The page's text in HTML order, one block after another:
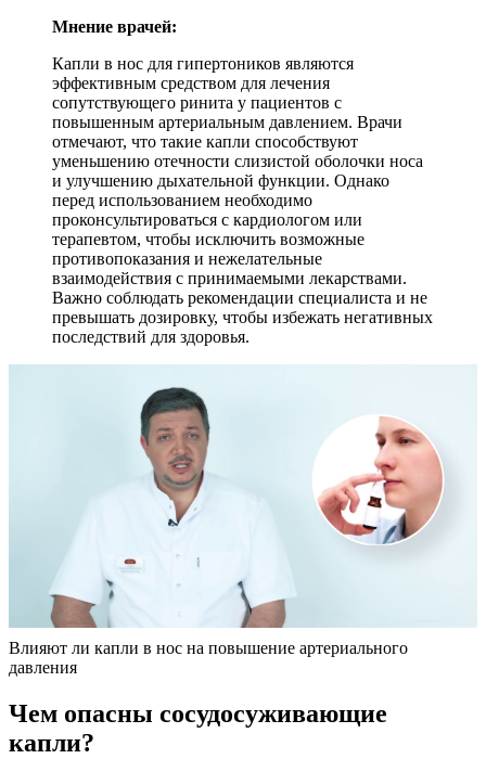
Мнение врачей:
Капли в нос для гипертоников являются
эффективным средством для лечения
сопутствующего ринита у пациентов с
повышенным артериальным давлением. Врачи
отмечают, что такие капли способствуют
уменьшению отечности слизистой оболочки носа
и улучшению дыхательной функции. Однако
перед использованием необходимо
проконсультироваться с кардиологом или
терапевтом, чтобы исключить возможные
противопоказания и нежелательные
взаимодействия с принимаемыми лекарствами.
Важно соблюдать рекомендации специалиста и не
превышать дозировку, чтобы избежать негативных
последствий для здоровья.
Влияют ли капли в нос на повышение артериального
давления
Чем опасны сосудосуживающие
капли?